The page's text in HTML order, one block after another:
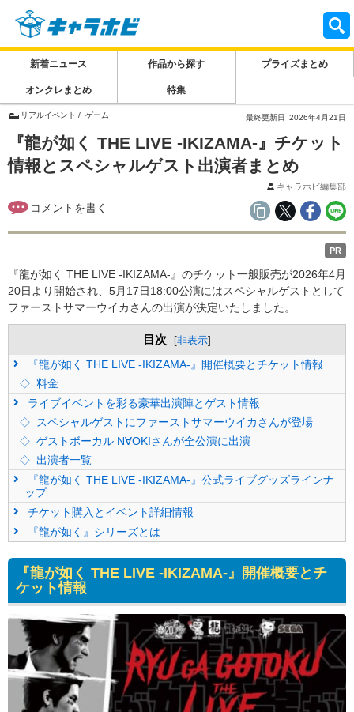
新着ニュース 作品から探す プライズまとめ
オンクレまとめ 特集
リアルイベント ゲーム 最終更新日 2026年4月21日
『龍が如く THE LIVE -IKIZAMA-』チケット
情報とスペシャルゲスト出演者まとめ
キャラホビ編集部
PR
『龍が如く THE LIVE -IKIZAMA-』のチケット一般販売が2026年4月
20日より開始され、5月17日18:00公演にはスペシャルゲストとして
ファーストサマーウイカさんの出演が決定いたしました。
目次 [非表示]
『龍が如く THE LIVE -IKIZAMA-』開催概要とチケット情報
料金
ライブイベントを彩る豪華出演陣とゲスト情報
スペシャルゲストにファーストサマーウイカさんが登場
ゲストボーカル N∀OKIさんが全公演に出演
出演者一覧
『龍が如く THE LIVE -IKIZAMA-』公式ライブグッズラインナ
ップ
チケット購入とイベント詳細情報
『龍が如く』シリーズとは
『龍が如く THE LIVE -IKIZAMA-』開催概要とチ
ケット情報